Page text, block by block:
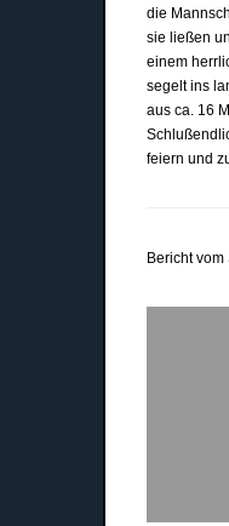
die
sie ließen
einem
segelt ins
aus ca. 16
feiern und
Bericht vom